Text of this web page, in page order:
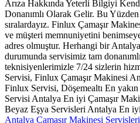
Arıza Hakkında Yeterli Bilgiyi
Donanımlı Olarak Gelir. Bu
sıralardayız. Finlux Çamaşır
ve müşteri memnuniyetini
adres olmuştur. Herhangi bir
durumunda servisimiz tam
teknisiyenlerimizle 7/24 sizlerin
Servisi, Finlux Çamaşır Makinesi
Finlux Servisi, Döşemealtı En
Servisi Antalya En iyi Çamaşır
Beyaz Eşya Servisleri Antalya En
Antalya Çamaşır Makinesi Servisleri